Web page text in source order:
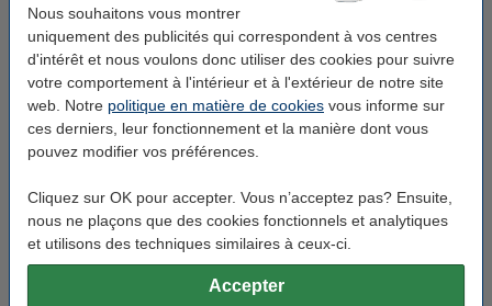
Nous souhaitons vous montrer
uniquement des publicités qui correspondent à vos centres
d'intérêt et nous voulons donc utiliser des cookies pour suivre
votre comportement à l'intérieur et à l'extérieur de notre site
web. Notre politique en matière de cookies vous informe sur
ces derniers, leur fonctionnement et la manière dont vous
pouvez modifier vos préférences.
Cliquez sur OK pour accepter. Vous n’acceptez pas? Ensuite,
nous ne plaçons que des cookies fonctionnels et analytiques
et utilisons des techniques similaires à ceux-ci.
Accepter
Nombre de feuilles: 2.500 feuilles
Unité d'emballage:
Pack avantageux !
123encre papier d'impression mini palette 8
boîtes de 2500 feuilles A3 - 80 g/m²
Labels environnementaux et de qualité
Ce papier est certifiéFSC.
écologique européen